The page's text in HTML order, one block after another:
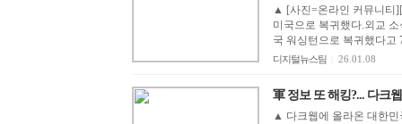
▲ [사진=온라인 커뮤니티
미국으로 복귀했다.외교
국 워싱턴으로 복귀했다고
디지털뉴스팀 26.01.08
軍 정보 또 해킹?... 다크
▲ 다크웹에 올라온 대한민